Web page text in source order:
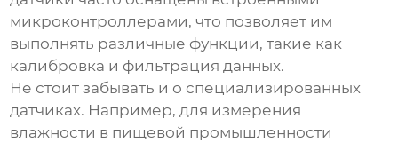
микроконтроллерами, что позволяет им
выполнять различные функции, такие как
калибровка и фильтрация данных.
Не стоит забывать и о специализированных
датчиках. Например, для измерения
влажности в пищевой промышленности